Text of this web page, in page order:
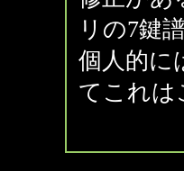
リの7鍵
個人的に
てこれは